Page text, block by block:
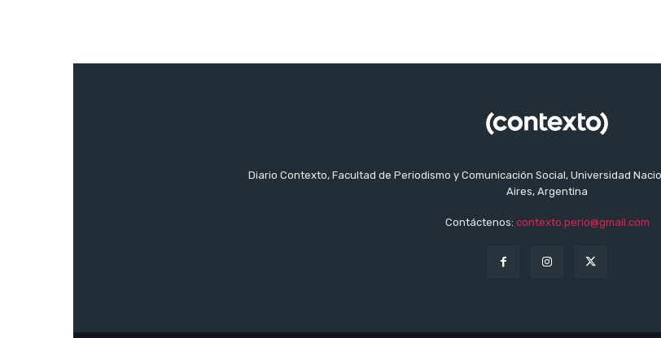
Diario Contexto, Facultad de Periodismo y Comunicación Social, Universidad
Aires, Argentina
Contáctenos: contexto.perio@gmail.com